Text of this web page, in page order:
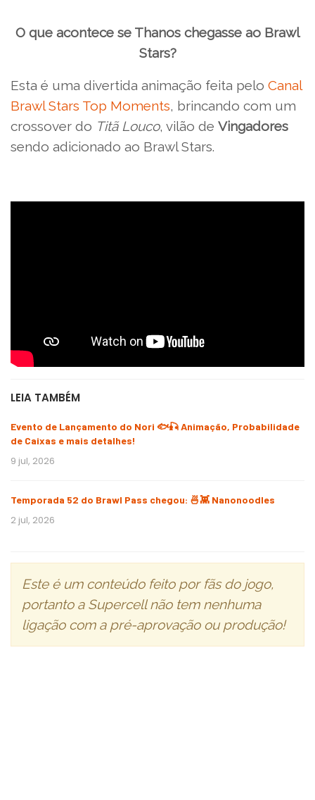
O que acontece se Thanos chegasse ao Brawl
Stars?
Esta é uma divertida animação feita pelo Canal
Brawl Stars Top Moments, brincando com um
crossover do Titã Louco, vilão de Vingadores
sendo adicionado ao Brawl Stars.
LEIA TAMBÉM
Evento de Lançamento do Nori 🐟🎣 Animação, Probabilidade
de Caixas e mais detalhes!
9 jul, 2026
Temporada 52 do Brawl Pass chegou: 🍜👾 Nanonoodles
2 jul, 2026
Este é um conteúdo feito por fãs do jogo,
portanto a Supercell não tem nenhuma
ligação com a pré-aprovação ou produção!